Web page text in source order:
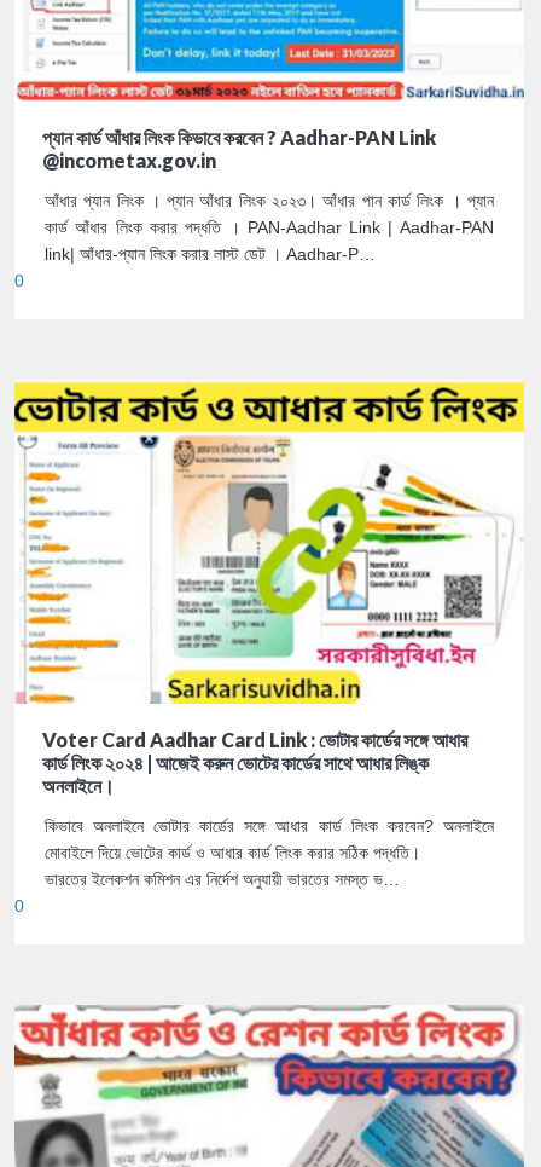
প্যান কার্ড আঁধার লিংক কিভাবে করবেন ? Aadhar-PAN Link
@incometax.gov.in
আঁধার প্যান লিংক । প্যান আঁধার লিংক ২০২৩। আঁধার পান কার্ড লিংক । প্যান
কার্ড আঁধার লিংক করার পদ্ধতি । PAN-Aadhar Link | Aadhar-PAN
link| আঁধার-প্যান লিংক করার লাস্ট ডেট । Aadhar-P…
0
Voter Card Aadhar Card Link : ভোটার কার্ডের সঙ্গে আধার
কার্ড লিংক ২০২৪ | আজেই করুন ভোটের কার্ডের সাথে আধার লিঙ্ক
অনলাইনে।
কিভাবে অনলাইনে ভোটার কার্ডের সঙ্গে আধার কার্ড লিংক করবেন? অনলাইনে
মোবাইলে দিয়ে ভোটের কার্ড ও আধার কার্ড লিংক করার সঠিক পদ্ধতি।
ভারতের ইলেকশন কমিশন এর নির্দেশ অনুযায়ী ভারতের সমস্ত ভ…
0